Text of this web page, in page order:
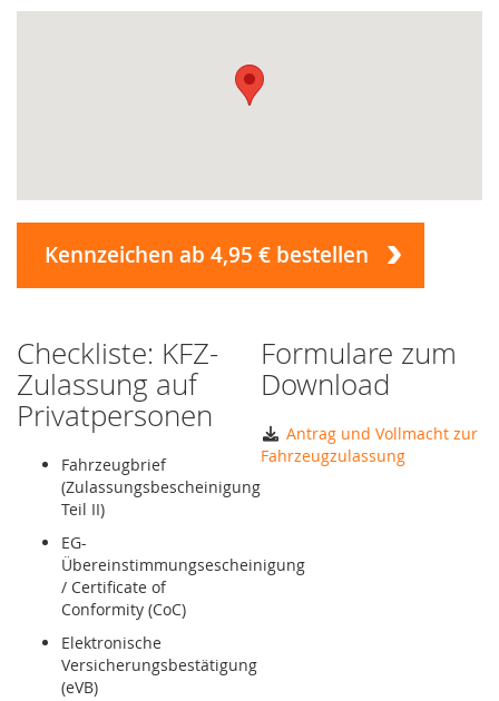
Kennzeichen ab 4,95 € bestellen
Checkliste: KFZ-
Zulassung auf
Privatpersonen
Fahrzeugbrief
(Zulassungsbescheinigung
Teil II)
EG-
Übereinstimmungsescheinigung
/ Certificate of
Conformity (CoC)
Elektronische
Versicherungsbestätigung
(eVB)
Formulare zum
Download
Antrag und Vollmacht zur
Fahrzeugzulassung